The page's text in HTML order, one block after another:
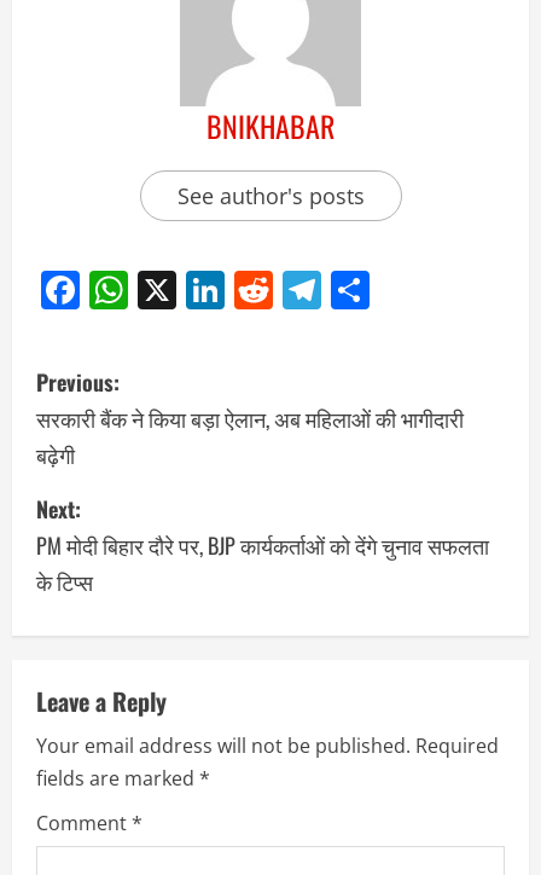
BNIKHABAR
See author's posts
Facebook
WhatsApp
X LinkedIn
RedditTelegram
Previous:
सरकारी बैंक ने किया बड़ा ऐलान, अब महिलाओं की भागीदारी
बढ़ेगी
Next:
PM मोदी बिहार दौरे पर, BJP कार्यकर्ताओं को देंगे चुनाव सफलता
के टिप्स
Leave a Reply
Your email address will not be published. Required
fields are marked *
Comment*